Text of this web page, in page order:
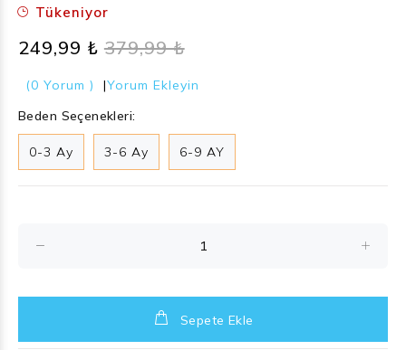
Tükeniyor
249,99 ₺ 379,99 ₺
(0 Yorum ) |Yorum Ekleyin
Beden Seçenekleri:
0-3 Ay 3-6 Ay 6-9 AY
Sepete Ekle